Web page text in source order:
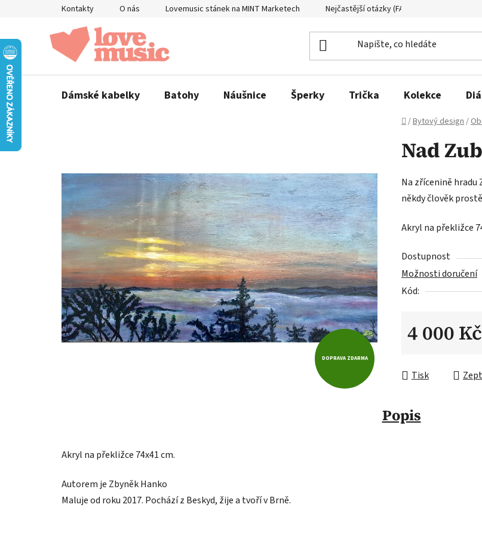
Kontakty O nás Lovemusic stánek na MINT Marketech Nejčastější otázky (FAQ)
Dámské kabelky Batohy Náušnice Šperky Trička Kolekce
Domů
/Bytový design/
Nad
Na zřícenině
někdy člověk
Akryl na překližce
Dostupnost
Možnosti doručení
Kód:
4 000 Kč
Tisk
DOPRAVA ZDARMA
Popis
Akryl na překližce 74x41 cm.
Autorem je Zbyněk Hanko
Maluje od roku 2017. Pochází z Beskyd, žije a tvoří v Brně.